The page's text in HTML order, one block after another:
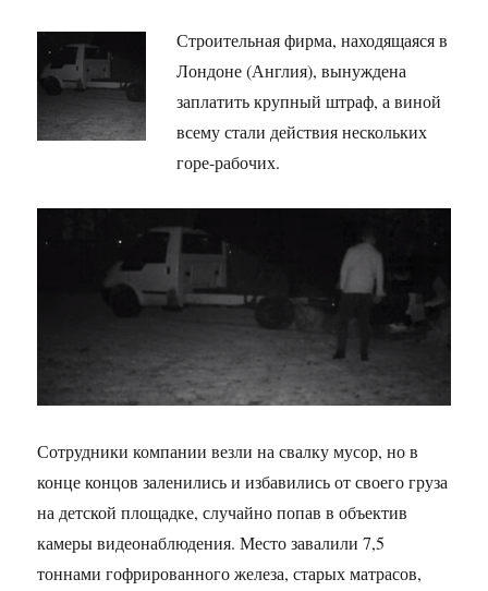
Строительная фирма, находящаяся в
Лондоне (Англия), вынуждена
заплатить крупный штраф, а виной
всему стали действия нескольких
горе-рабочих.
Сотрудники компании везли на свалку мусор, но в
конце концов заленились и избавились от своего груза
на детской площадке, случайно попав в объектив
камеры видеонаблюдения. Место завалили 7,5
тоннами гофрированного железа, старых матрасов,